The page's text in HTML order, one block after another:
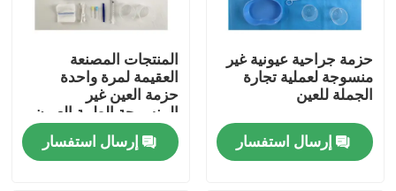
المنزل
حزمة جراحية عيونية غير
منسوجة لعملية تجارة
الجملة للعين
إرسال استفسار
المنتجات المصنعة
العقيمة لمرة واحدة
حزمة العين غير
المنسوجة الطبية العيون
الجراحية
إرسال استفسار